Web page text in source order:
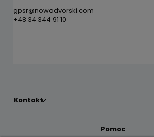
gpsr@nowodvorski.com
+48 34 344 91 10
Kontakt
Pomoc